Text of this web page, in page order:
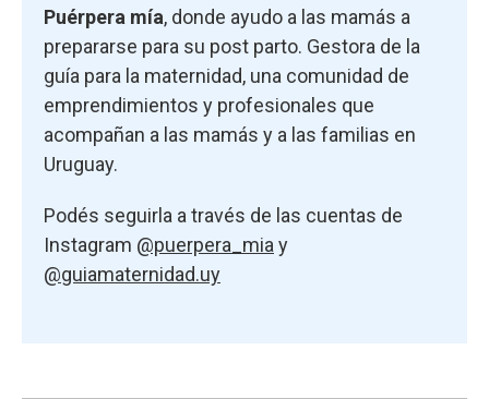
Puérpera mía, donde ayudo a las mamás a
prepararse para su post parto. Gestora de la
guía para la maternidad, una comunidad de
emprendimientos y profesionales que
acompañan a las mamás y a las familias en
Uruguay.
Podés seguirla a través de las cuentas de
Instagram @puerpera_mia y
@guiamaternidad.uy